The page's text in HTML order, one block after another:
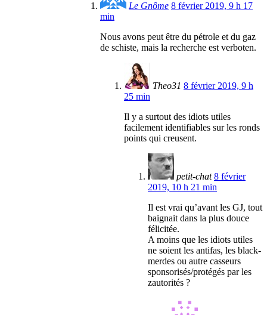
Le Gnôme 8 février 2019, 9 h 17
min
Nous avons peut être du pétrole et du gaz
de schiste, mais la recherche est verboten.
Theo31 8 février 2019, 9 h
25 min
Il y a surtout des idiots utiles
facilement identifiables sur les ronds
points qui creusent.
petit-chat 8 février
2019, 10 h 21 min
Il est vrai qu’avant les GJ, tout
baignait dans la plus douce
félicitée.
A moins que les idiots utiles
ne soient les antifas, les black-
merdes ou autre casseurs
sponsorisés/protégés par les
zautorités ?